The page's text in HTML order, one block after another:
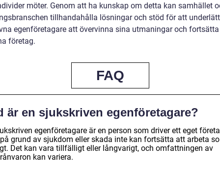
möter. Genom att ha kunskap om detta kan samhället
tillhandahålla lösningar och stöd för att
egenföretagare att övervinna sina utmaningar och
företag.
FAQ
är en sjukskriven egenföretagare?
egenföretagare är en person som driver ett eget
grund av sjukdom eller skada inte kan fortsätta att arbeta
Det kan vara tillfälligt eller långvarigt, och omfattningen av
kan variera.